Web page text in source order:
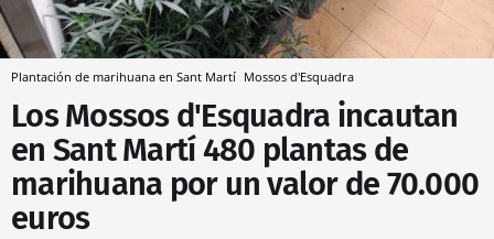
Plantación de marihuana en Sant Martí Mossos d'Esquadra
Los Mossos d'Esquadra incautan
en Sant Martí 480 plantas de
marihuana por un valor de 70.000
euros